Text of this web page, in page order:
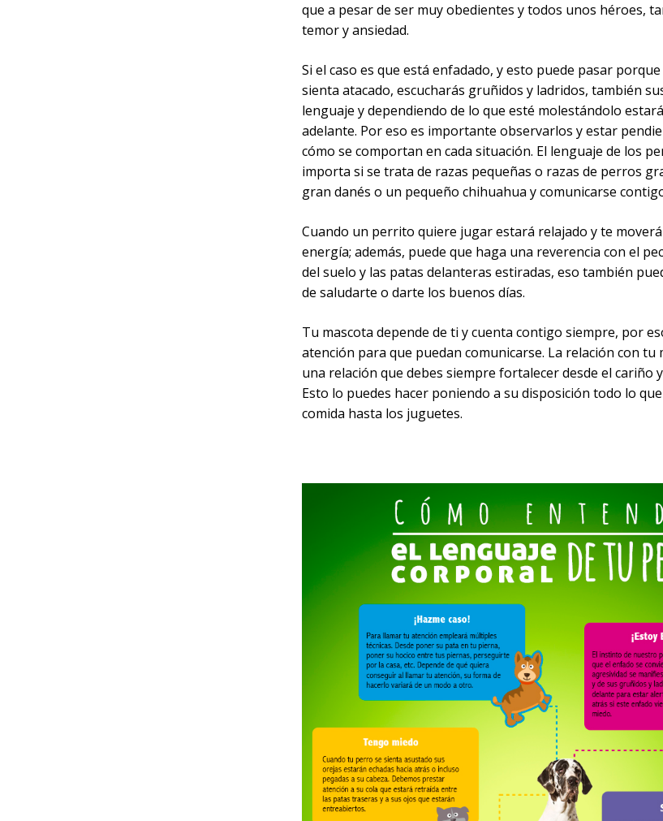
que a pesar de ser muy obedientes y todos unos héroes,
temor y ansiedad.
Si el caso es que está enfadado, y esto puede pasar
sienta atacado, escucharás gruñidos y ladridos, también
lenguaje y dependiendo de lo que esté molestándolo
adelante. Por eso es importante observarlos y estar
cómo se comportan en cada situación. El lenguaje de los
importa si se trata de razas pequeñas o razas de perros
gran danés o un pequeño chihuahua y comunicarse
Cuando un perrito quiere jugar estará relajado y te
energía; además, puede que haga una reverencia con el
del suelo y las patas delanteras estiradas, eso también
de saludarte o darte los buenos días.
Tu mascota depende de ti y cuenta contigo siempre, por
atención para que puedan comunicarse. La relación con tu
una relación que debes siempre fortalecer desde el cariño
Esto lo puedes hacer poniendo a su disposición todo lo
comida hasta los juguetes.